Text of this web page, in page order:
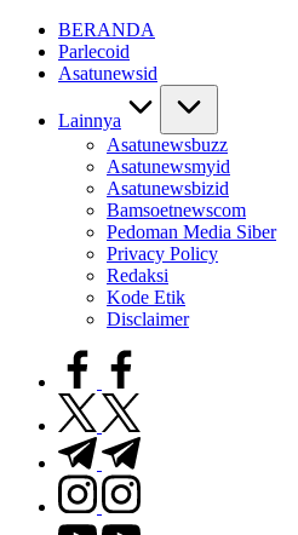
BERANDA
Parlecoid
Asatunewsid
Lainnya
Asatunewsbuzz
Asatunewsmyid
Asatunewsbizid
Bamsoetnewscom
Pedoman Media Siber
Privacy Policy
Redaksi
Kode Etik
Disclaimer
facebook.com
twitter.com
t.me
instagram.com
youtube.com